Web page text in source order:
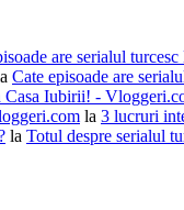
are serialul
Cate episoade are
Casa Iubirii! -
la 3 lucruri
la Totul despre serialul